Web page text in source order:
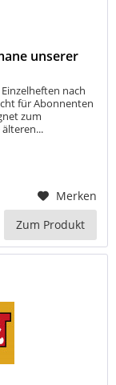
unserer
nach
für Abonnenten
zum
Merken
Zum Produkt